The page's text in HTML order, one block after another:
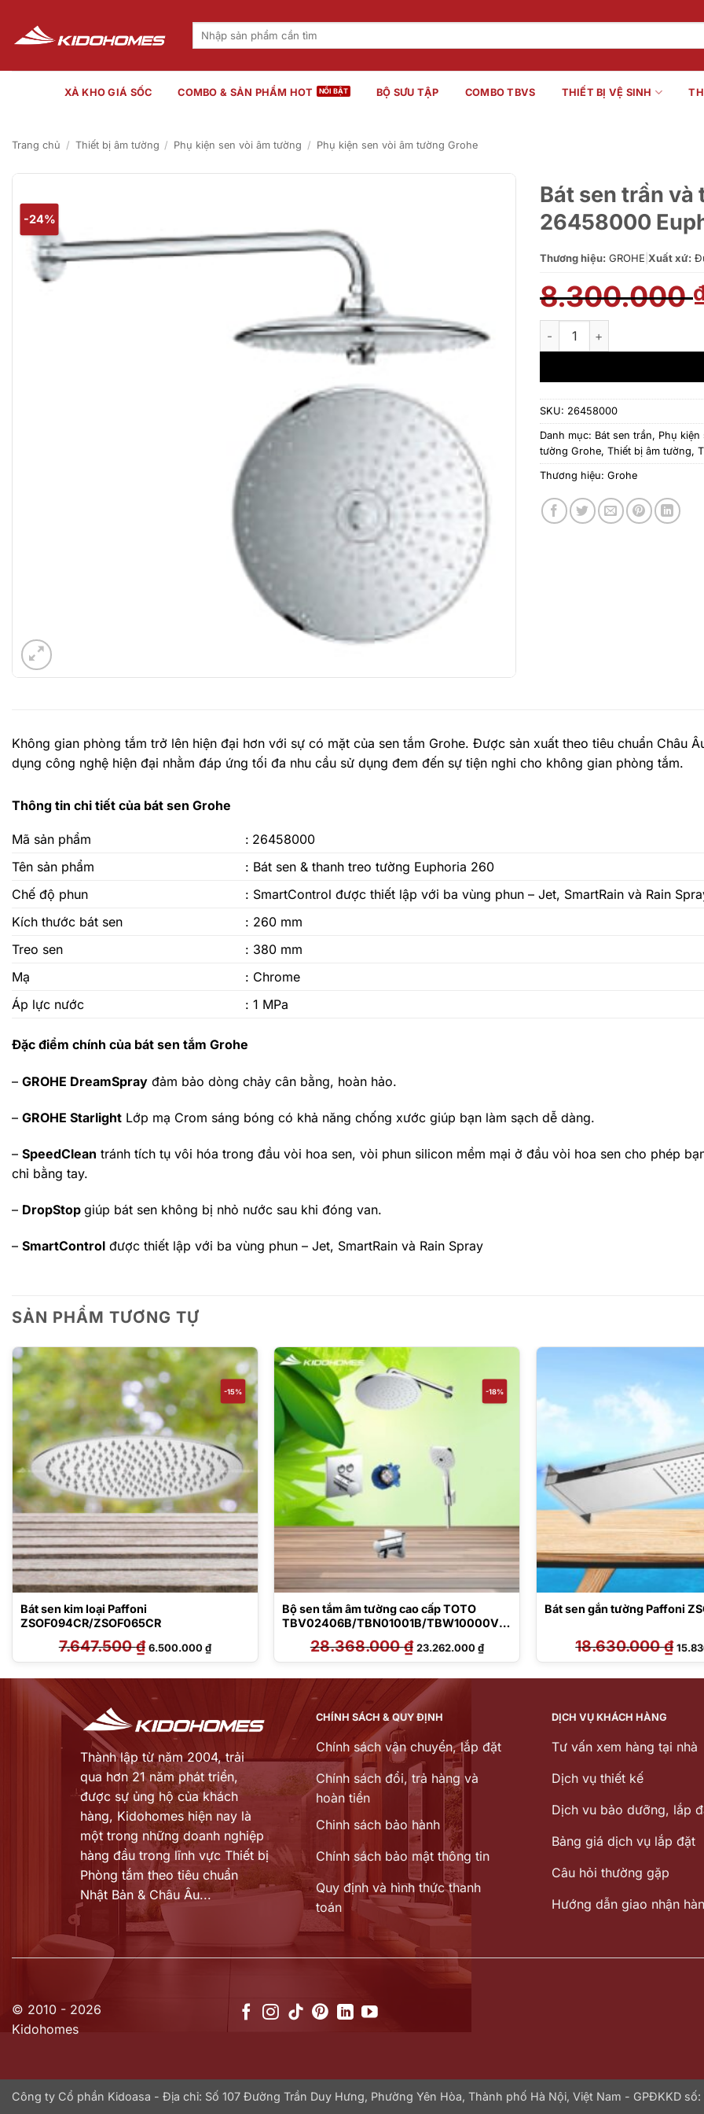
nội
dung
Tìm
XẢ KHO GIÁ SỐC COMBO & SẢN PHẨM HOT BỘ SƯU TẬP COMBO TBVS THIẾT BỊ VỆ SINH
Trang chủ / Thiết bị âm tường / Phụ kiện sen vòi âm tường / Phụ kiện sen vòi âm tường Grohe
-24%
Bát sen trần và
26458000
Thương hiệu: GROHE Xuất xứ:
8.300.000
Bát sen trần và thanh treo
SKU: 26458000
Danh mục: Bát sen trần, Phụ kiện
tường Grohe, Thiết bị âm tường,
Thương hiệu: Grohe
Không gian phòng tắm trở lên hiện đại hơn với sự có mặt của sen tắm Grohe. Được sản xuất theo tiêu chuẩn Châu
dụng công nghệ hiện đại nhằm đáp ứng tối đa nhu cầu sử dụng đem đến sự tiện nghi cho không gian phòng tắm.
Thông tin chi tiết của bát sen Grohe
Mã sản phẩm : 26458000
Tên sản phẩm
: Bát sen & thanh treo tường Euphoria 260
Chế độ phun
: SmartControl được thiết lập với ba vùng phun – Jet, SmartRain và Rain
Kích thước bát sen
: 260 mm
Treo sen
: 380 mm
Mạ
: Chrome
Áp lực nước
: 1 MPa
Đặc điểm chính của bát sen tắm Grohe
– GROHE DreamSpray đảm bảo dòng chảy cân bằng, hoàn hảo.
– GROHE Starlight Lớp mạ Crom sáng bóng có khả năng chống xước giúp bạn làm sạch dễ dàng.
– SpeedClean tránh tích tụ vôi hóa trong đầu vòi hoa sen, vòi phun silicon mềm mại ở đầu vòi hoa sen cho phép
chỉ bằng tay.
– DropStop giúp bát sen không bị nhỏ nước sau khi đóng van.
– SmartControl được thiết lập với ba vùng phun – Jet, SmartRain và Rain Spray
SẢN PHẨM TƯƠNG TỰ
-15%
Bát sen kim loại Paffoni
ZSOF094CR/ZSOF065CR
7.647.500₫ Giá
gốc
là:
6.500.000₫Giá
hiện
tại
6.500.000 ₫.
-18%
Bộ sen tắm âm tường cao cấp TOTO
TBV02406B/TBN01001B/TBW10000V/T
BW02013B/TBW02006V
28.368.000₫ Giá
gốc
là:
23.262.000₫Giá
hiện
tại
23.262.000 ₫.
Bát sen gắn tường Paffoni
18.630.000₫ Giá
gốc
là:
₫.
Thành lập từ năm 2004, trải
qua hơn 21 năm phát triển,
được sự ủng hộ của khách
hàng, Kidohomes hiện nay là
một trong những doanh nghiệp
hàng đầu trong lĩnh vực Thiết bị
Phòng tắm theo tiêu chuẩn
Nhật Bản & Châu Âu...
CHÍNH SÁCH & QUY ĐỊNH
Chính sách vận chuyển, lắp đặt
Chính sách đổi, trả hàng và
hoàn tiền
Chinh sách bảo hành
Chính sách bảo mật thông tin
Quy định và hình thức thanh
toán
DỊCH VỤ KHÁCH HÀNG
Tư vấn xem hàng tại nhà
Dịch vụ thiết kế
Dịch vu bảo dưỡng, lắp
Bảng giá dịch vụ lắp đặt
Câu hỏi thường gặp
Hướng dẫn giao nhận
© 2010 - 2026
Kidohomes
Công ty Cổ phần Kidoasa - Địa chỉ: Số 107 Đường Trần Duy Hưng, Phường Yên Hòa, Thành phố Hà Nội, Việt Nam - GPĐKKD